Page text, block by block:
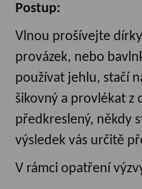
Postup:
Vlnou prošívejte
provázek, nebo
používat jehlu, stačí
šikovný a provlékat z
předkreslený, někdy
výsledek vás určitě
V rámci opatření